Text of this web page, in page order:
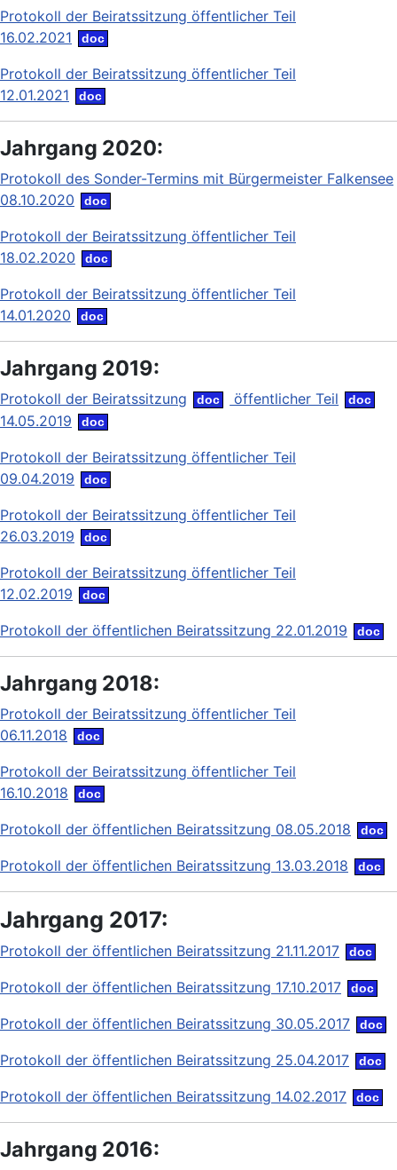
Protokoll der Beiratssitzung öffentlicher Teil
16.02.2021
Protokoll der Beiratssitzung öffentlicher Teil
12.01.2021
Jahrgang 2020:
Protokoll des Sonder-Termins mit Bürgermeister Falkensee
08.10.2020
Protokoll der Beiratssitzung öffentlicher Teil
18.02.2020
Protokoll der Beiratssitzung öffentlicher Teil
14.01.2020
Jahrgang 2019:
Protokoll der Beiratssitzung
öffentlicher Teil
14.05.2019
Protokoll der Beiratssitzung öffentlicher Teil
09.04.2019
Protokoll der Beiratssitzung öffentlicher Teil
26.03.2019
Protokoll der Beiratssitzung öffentlicher Teil
12.02.2019
Protokoll der öffentlichen Beiratssitzung 22.01.2019
Jahrgang 2018:
Protokoll der Beiratssitzung öffentlicher Teil
06.11.2018
Protokoll der Beiratssitzung öffentlicher Teil
16.10.2018
Protokoll der öffentlichen Beiratssitzung 08.05.2018
Protokoll der öffentlichen Beiratssitzung 13.03.2018
Jahrgang 2017:
Protokoll der öffentlichen Beiratssitzung 21.11.2017
Protokoll der öffentlichen Beiratssitzung 17.10.2017
Protokoll der öffentlichen Beiratssitzung 30.05.2017
Protokoll der öffentlichen Beiratssitzung 25.04.2017
Protokoll der öffentlichen Beiratssitzung 14.02.2017
Jahrgang 2016: